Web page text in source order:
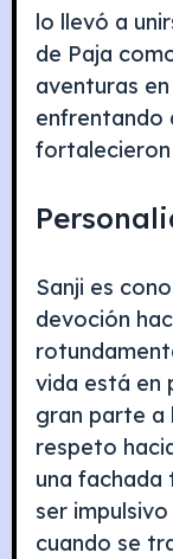
lo llevó a
de Paja
aventuras
enfrentando
fortalecieron
Sanji es
devoción
vida está en
gran parte a
respeto
una fachada
ser
cuando se